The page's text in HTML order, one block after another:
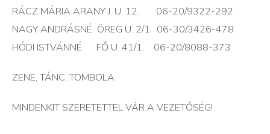
RÁCZ MÁRIA ARANY J. U. 12. 06-20/9322-292
NAGY ANDRÁSNÉ ÖREG U. 2/1. 06-30/3426-478
HÓDI ISTVÁNNÉ FŐ U. 41/1. 06-20/8088-373
ZENE, TÁNC, TOMBOLA
MINDENKIT SZERETETTEL VÁR A VEZETŐSÉG!